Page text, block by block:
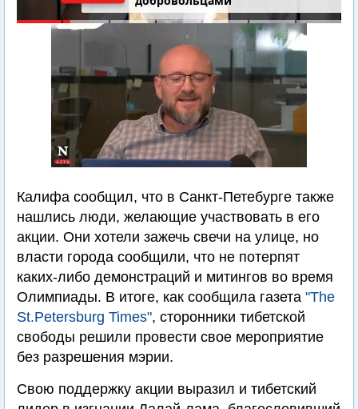
Калифа сообщил, что в Санкт-Петебурге также
нашлись люди, желающие участвовать в его
акции. Они хотели зажечь свечи на улице, но
власти города сообщили, что не потерпят
каких-либо демонстраций и митингов во время
Олимпиады. В итоге, как сообщила газета "The
St.Petersburg Times", сторонники тибетской
свободы решили провести свое мероприятие
без разрешения мэрии.
Свою поддержку акции выразил и тибетский